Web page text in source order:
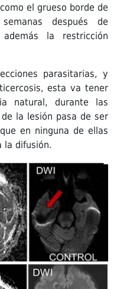
el grueso borde de
después de
la restricción
parasitarias, y
esta va tener
natural, durante las
la lesión pasa de ser
en ninguna de ellas
la difusión.